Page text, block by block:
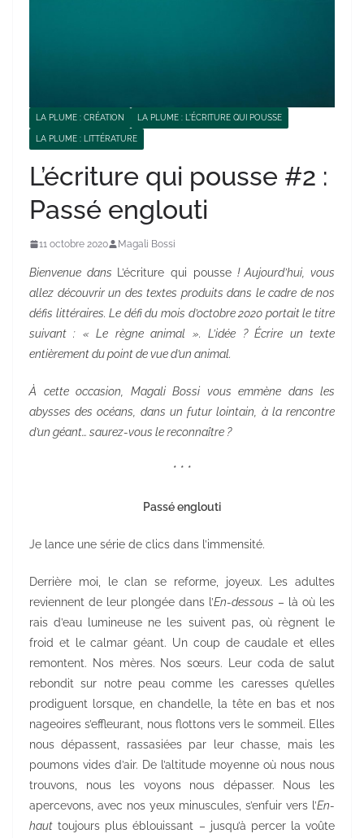
LA PLUME : CRÉATION LA PLUME : L'ÉCRITURE QUI POUSSE
LA PLUME : LITTÉRATURE
L’écriture qui pousse #2 :
Passé englouti
11 octobre 2020 Magali Bossi
Bienvenue dans L’écriture qui pousse! Aujourd’hui, vous
allez découvrir un des textes produits dans le cadre de nos
défis littéraires. Le défi du mois d’octobre 2020 portait le titre
suivant : « Le règne animal ». L’idée ? Écrire un texte
entièrement du point de vue d’un animal.
À cette occasion, Magali Bossi vous emmène dans les
abysses des océans, dans un futur lointain, à la rencontre
d’un géant… saurez-vous le reconnaître ?
* * *
Passé englouti
Je lance une série de clics dans l’immensité.
Derrière moi, le clan se reforme, joyeux. Les adultes
reviennent de leur plongée dans l’En-dessous – là où les
rais d’eau lumineuse ne les suivent pas, où règnent le
froid et le calmar géant. Un coup de caudale et elles
remontent. Nos mères. Nos sœurs. Leur coda de salut
rebondit sur notre peau comme les caresses qu’elles
prodiguent lorsque, en chandelle, la tête en bas et nos
nageoires s’effleurant, nous flottons vers le sommeil. Elles
nous dépassent, rassasiées par leur chasse, mais les
poumons vides d’air. De l’altitude moyenne où nous nous
trouvons, nous les voyons nous dépasser. Nous les
apercevons, avec nos yeux minuscules, s’enfuir vers l’En-
haut toujours plus éblouissant – jusqu’à percer la voûte